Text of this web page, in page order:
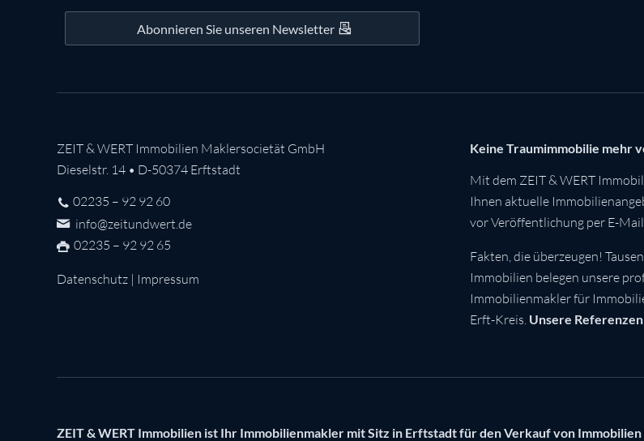
Abonnieren Sie unseren Newsletter
ZEIT & WERT Immobilien Maklersocietät GmbH
Dieselstr. 14 • D-50374 Erftstadt
02235 – 92 92 60
info@zeitundwert.de
02235 – 92 92 65
Datenschutz | Impressum
Keine Traumimmobilie mehr
Mit dem ZEIT & WERT
Ihnen aktuelle
vor Veröffentlichung per E-
Fakten, die überzeugen!
Immobilien belegen unsere
Immobilienmakler für
Erft-Kreis. Unsere Referenzen
ZEIT & WERT Immobilien ist Ihr Immobilienmakler mit Sitz in Erftstadt für den Verkauf von